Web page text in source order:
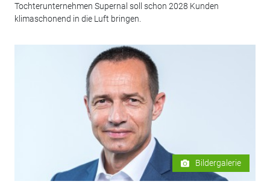
Tochterunternehmen Supernal soll schon 2028 Kunden
klimaschonend in die Luft bringen.
Bildergalerie